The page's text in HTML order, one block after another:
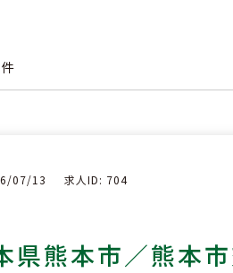
07/13 求人ID: 704
県熊本市／熊本